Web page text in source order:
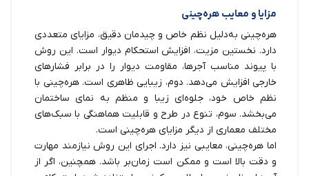
مزایا و معایب هره‌چینی
هره‌چینی به‌دلیل نظم خاص و چیدمان دقیق، مزایای متعددی
دارد. نخستین مزیت، افزایش استحکام دیوار است. این روش
با پیوند مناسب آجرها، مقاومت دیوار را در برابر فشارهای
خارجی افزایش می‌دهد. دوم، زیبایی ظاهری است. هره‌چینی با
نظم خاص خود، جلوه‌ای زیبا و منظم به نمای ساختمان
می‌بخشد. سوم، تنوع در طرح و قابلیت هماهنگی با سبک‌های
مختلف معماری از دیگر مزایای هره‌چینی است.
اما هره‌چینی، معایبی نیز دارد. اجرای این روش نیازمند مهارت
و دقت بالا است و ممکن است زمان‌بر باشد. همچنین، اگر از